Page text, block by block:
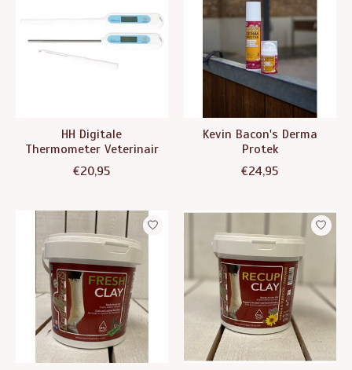
HH Digitale
Thermometer Veterinair
€20,95
Kevin Bacon's Derma
Protek
€24,95